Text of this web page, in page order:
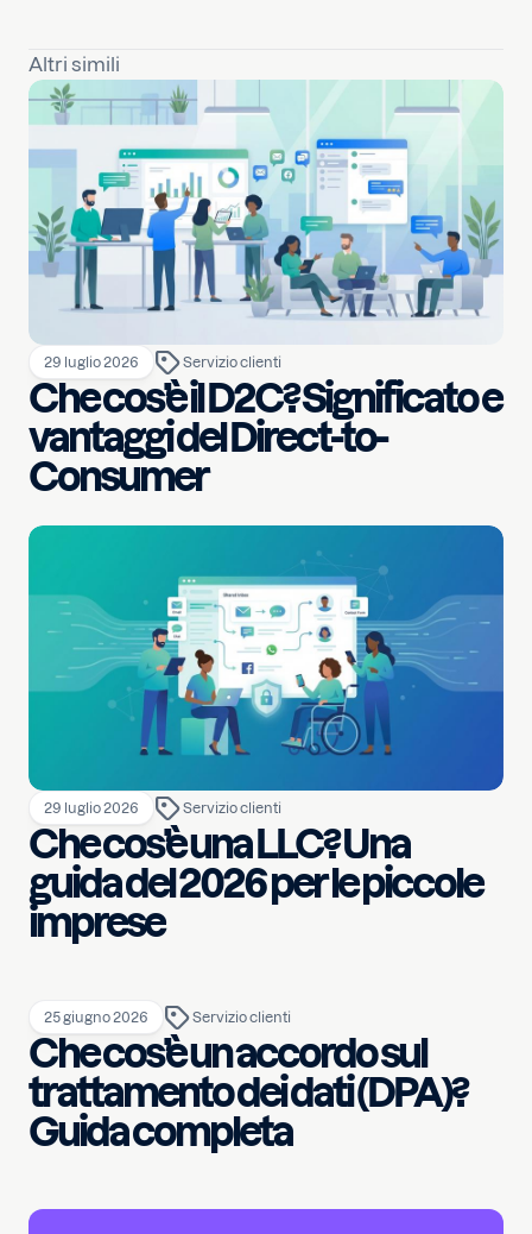
Altri simili
29 luglio 2026 Servizio clienti
Che cos’è il D2C? Significato e
vantaggi del Direct-to-
Consumer
29 luglio 2026 Servizio clienti
Che cos’è una LLC? Una
guida del 2026 per le piccole
imprese
25 giugno 2026 Servizio clienti
Che cos’è un accordo sul
trattamento dei dati (DPA)?
Guida completa